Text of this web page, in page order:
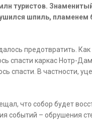
туристов.
шпиль, пламенем
предотвратить.
спасти каркас Нотр-
спасти. В частности,
что собор будет
событий – обрушения